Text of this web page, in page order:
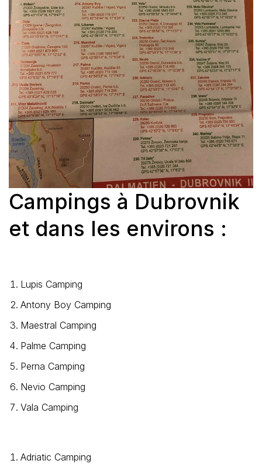
Campings à Dubrovnik
et dans les environs :
Lupis Camping
Antony Boy Camping
Maestral Camping
Palme Camping
Perna Camping
Nevio Camping
Vala Camping
Adriatic Camping